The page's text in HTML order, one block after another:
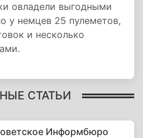
овладели выгодными
у немцев 25 пулеметов,
и несколько
СТАТЬИ
Информбюро